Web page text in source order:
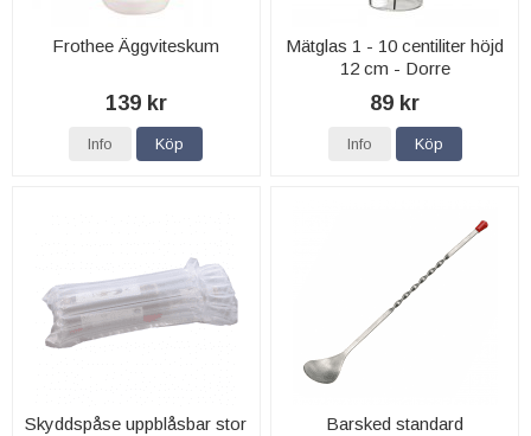
Frothee Äggviteskum
139 kr
Info Köp
Mätglas 1 - 10 centiliter höjd
12 cm - Dorre
89 kr
Info Köp
Skyddspåse uppblåsbar stor Barsked standard